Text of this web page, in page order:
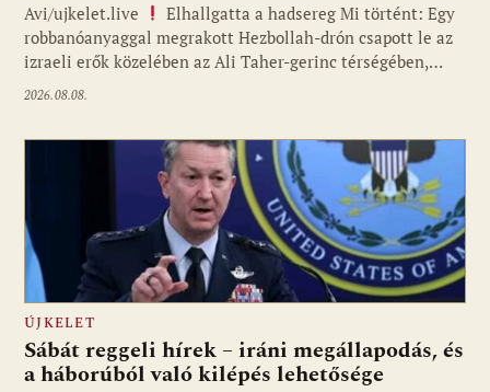
Avi/ujkelet.live
Elhallgatta a hadsereg Mi történt: Egy
robbanóanyaggal megrakott Hezbollah-drón csapott le az
izraeli erők közelében az Ali Taher-gerinc térségében,…
2026.08.08.
ÚJKELET
Sábát reggeli hírek – iráni megállapodás, és
a háborúból való kilépés lehetősége